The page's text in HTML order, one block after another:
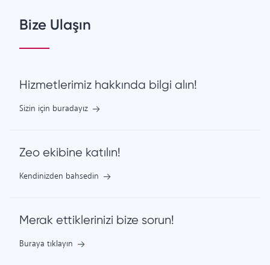
Bize Ulaşın
Hizmetlerimiz hakkında bilgi alın!
Sizin için buradayız
Zeo ekibine katılın!
Kendinizden bahsedin
Merak ettiklerinizi bize sorun!
Buraya tıklayın